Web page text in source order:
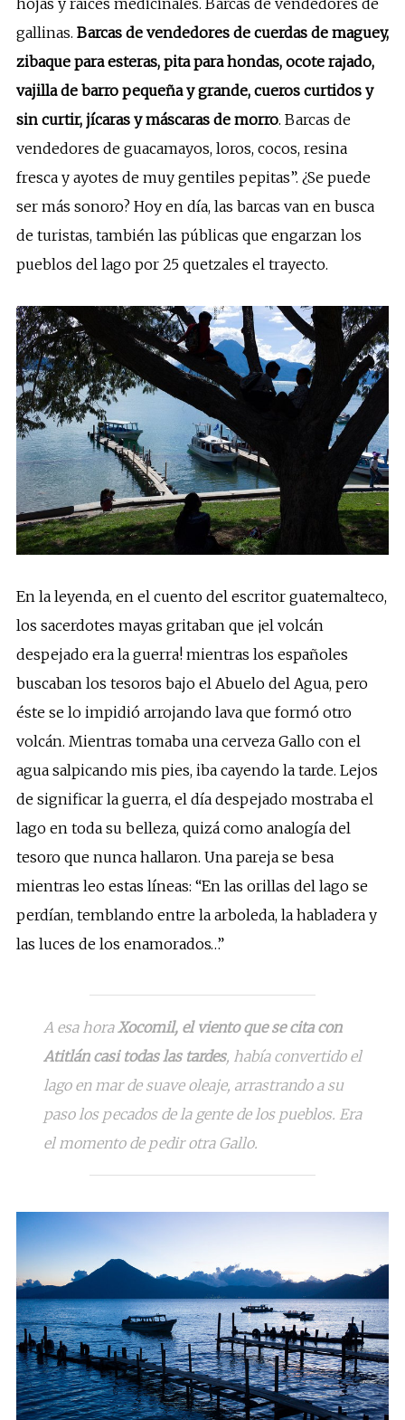
hojas y raíces medicinales. Barcas de vendedores de
gallinas. Barcas de vendedores de cuerdas de maguey,
zibaque para esteras, pita para hondas, ocote rajado,
vajilla de barro pequeña y grande, cueros curtidos y
sin curtir, jícaras y máscaras de morro. Barcas de
vendedores de guacamayos, loros, cocos, resina
fresca y ayotes de muy gentiles pepitas”. ¿Se puede
ser más sonoro? Hoy en día, las barcas van en busca
de turistas, también las públicas que engarzan los
pueblos del lago por 25 quetzales el trayecto.
En la leyenda, en el cuento del escritor guatemalteco,
los sacerdotes mayas gritaban que ¡el volcán
despejado era la guerra! mientras los españoles
buscaban los tesoros bajo el Abuelo del Agua, pero
éste se lo impidió arrojando lava que formó otro
volcán. Mientras tomaba una cerveza Gallo con el
agua salpicando mis pies, iba cayendo la tarde. Lejos
de significar la guerra, el día despejado mostraba el
lago en toda su belleza, quizá como analogía del
tesoro que nunca hallaron. Una pareja se besa
mientras leo estas líneas: “En las orillas del lago se
perdían, temblando entre la arboleda, la habladera y
las luces de los enamorados…”
A esa horaXocomil, el viento que se cita con
Atitlán casi todas las tardes, había convertido el
lago en mar de suave oleaje, arrastrando a su
paso los pecados de la gente de los pueblos. Era
el momento de pedir otra Gallo.